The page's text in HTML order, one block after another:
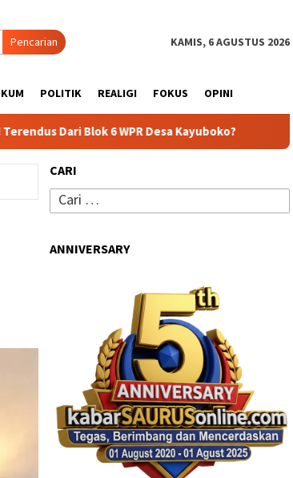
Pencarian KAMIS, 6 AGUSTUS 2026
POLITIK REALIGI FOKUS OPINI
Desa Kayuboko? Kepada Komisi III
CARI
Cari
untuk:
ANNIVERSARY